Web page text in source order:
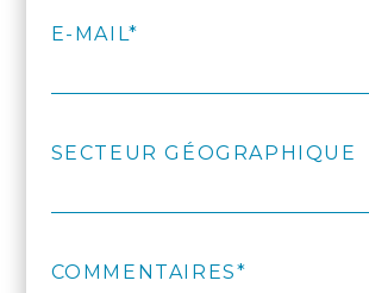
E-MAIL*
SECTEUR GÉOGRAPHIQUE
COMMENTAIRES*